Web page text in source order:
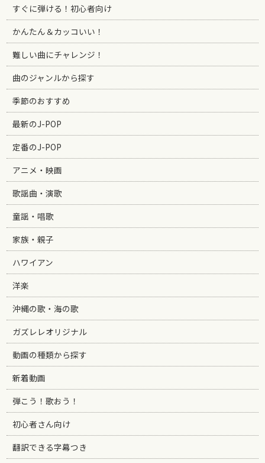
すぐに弾ける！初心者向け
かんたん＆カッコいい！
難しい曲にチャレンジ！
曲のジャンルから探す
季節のおすすめ
最新のJ-POP
定番のJ-POP
アニメ・映画
歌謡曲・演歌
童謡・唱歌
家族・親子
ハワイアン
洋楽
沖縄の歌・海の歌
ガズレレオリジナル
動画の種類から探す
新着動画
弾こう！歌おう！
初心者さん向け
翻訳できる字幕つき